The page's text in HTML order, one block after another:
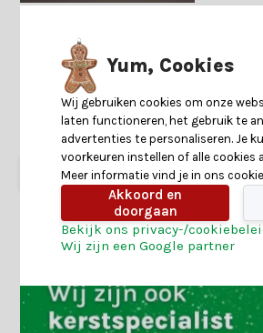
rookgrijs/warm wit |
ø7,5x15cm
Shop is gesloten
4,90
Op
9,99
Yum, Cookies
Wij gebruiken cookies om onze
laten functioneren, het gebruik te
advertenties te personaliseren. Je
voorkeuren instellen of alle cookies
Meer informatie vind je in ons
Akkoord en
doorgaan
Bekijk ons privacy-/
Wij zijn een Google partner